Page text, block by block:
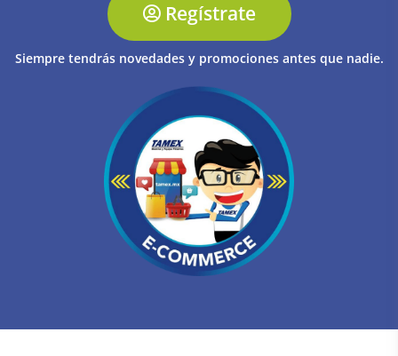
Regístrate
Siempre tendrás novedades y promociones antes que nadie.